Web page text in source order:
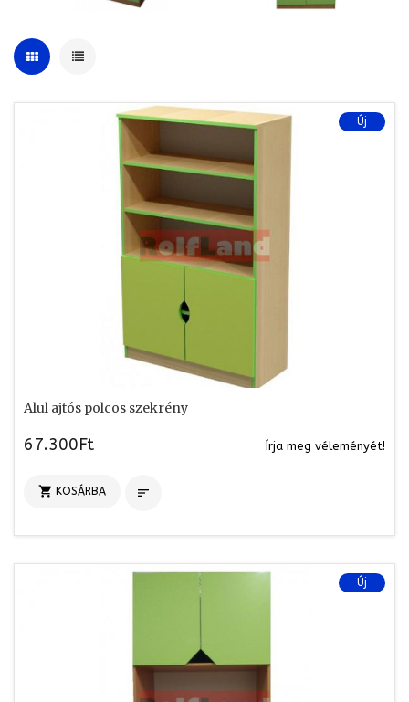
Új
Alul ajtós polcos szekrény
67.300Ft Írja meg véleményét!
 KOSÁRBA 
Új